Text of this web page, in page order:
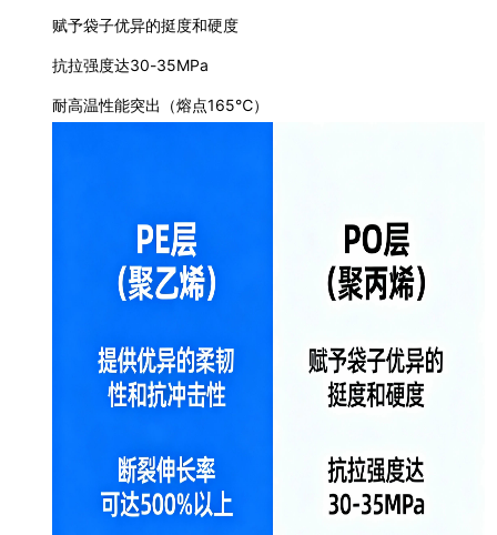
赋予袋子优异的挺度和硬度
抗拉强度达30-35MPa
耐高温性能突出（熔点165℃）